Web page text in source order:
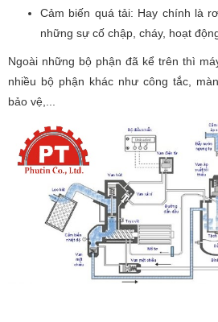
Cảm biến quá tải: Hay chính là
những sự cố chập, cháy, hoạt
Ngoài những bộ phận đã kể trên thì
nhiều bộ phận khác như công tắc,
bảo vệ,...